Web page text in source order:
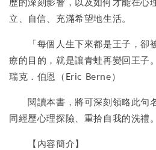
歷的深刻影響，以及如何才能在心
立、自信、充滿希望地生活。
「每個人生下來都是王子，卻
療的目的，就是讓青蛙再變回王
瑞克．伯恩（Eric Berne）
閱讀本書，將可深刻領略此句
同經歷心理探險、重拾自我的洗禮。
【內容簡介】